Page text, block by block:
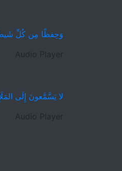
وَحِفظًا مِن كُلِّ
Audio Player
لا يَسَّمَّعونَ إِلَى
Audio Player